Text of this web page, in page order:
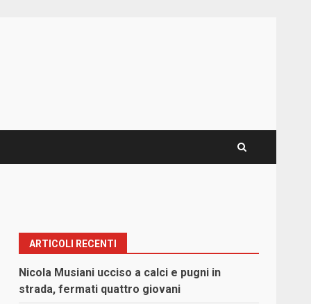
ARTICOLI RECENTI
Nicola Musiani ucciso a calci e pugni in
strada, fermati quattro giovani